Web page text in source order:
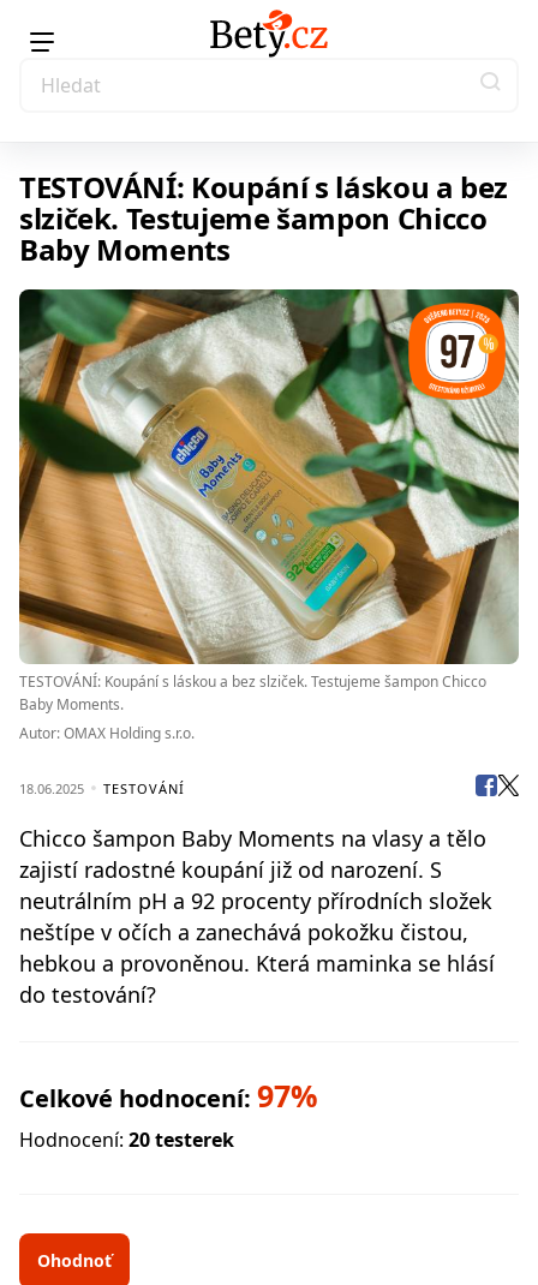
TESTOVÁNÍ: Koupání s láskou a bez
slziček. Testujeme šampon Chicco
Baby Moments
TESTOVÁNÍ: Koupání s láskou a bez slziček. Testujeme šampon Chicco
Baby Moments.
Autor: OMAX Holding s.r.o.
18.06.2025 TESTOVÁNÍ
Chicco šampon Baby Moments na vlasy a tělo
zajistí radostné koupání již od narození. S
neutrálním pH a 92 procenty přírodních složek
neštípe v očích a zanechává pokožku čistou,
hebkou a provoněnou. Která maminka se hlásí
do testování?
Celkové hodnocení: 97%
Hodnocení: 20 testerek
Ohodnoť